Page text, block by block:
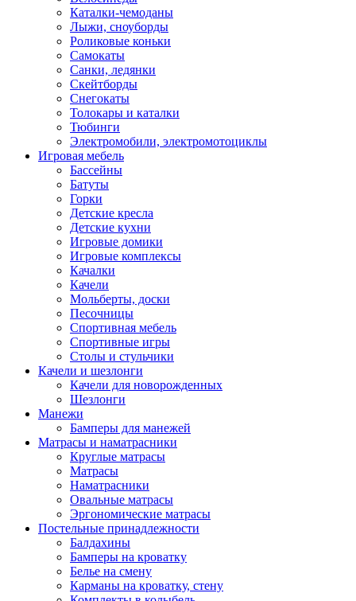
Каталки-чемоданы
Лыжи, сноуборды
Роликовые коньки
Самокаты
Санки, ледянки
Скейтборды
Снегокаты
Толокары и каталки
Тюбинги
Электромобили, электромотоциклы
Игровая мебель
Бассейны
Батуты
Горки
Детские кресла
Детские кухни
Игровые домики
Игровые комплексы
Качалки
Качели
Мольберты, доски
Песочницы
Спортивная мебель
Спортивные игры
Столы и стульчики
Качели и шезлонги
Качели для новорожденных
Шезлонги
Манежи
Бамперы для манежей
Матрасы и наматрасники
Круглые матрасы
Матрасы
Наматрасники
Овальные матрасы
Эргономические матрасы
Постельные принадлежности
Балдахины
Бамперы на кроватку
Белье на смену
Карманы на кроватку, стену